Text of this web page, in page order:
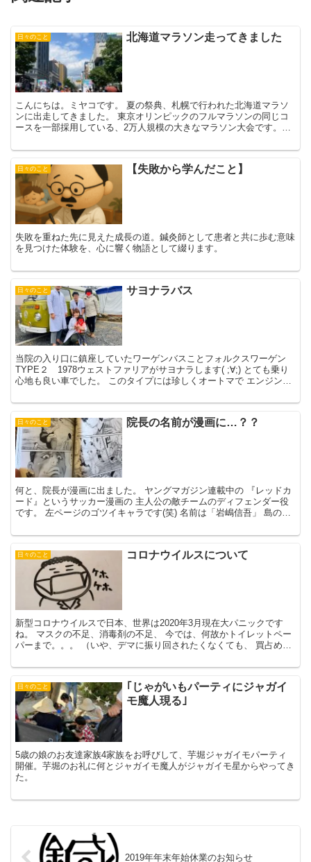
日々のこと 北海道マラソン走ってきました
こんにちは。ミヤコです。 夏の祭典、札幌で行われた北海道マラソ
ンに出走してきました。 東京オリンピックのフルマラソンの同じコ
ースを一部採用している、2万人規模の大きなマラソン大会です。ス
日々のこと 【失敗から学んだこと】
失敗を重ねた先に見えた成長の道。鍼灸師として患者と共に歩む意味
を見つけた体験を、心に響く物語として綴ります。
日々のこと サヨナラバス
当院の入り口に鎮座していたワーゲンバスことフォルクスワーゲン
TYPE２ 1978ウェストファリアがサヨナラします( ;∀;) とても乗り
心地も良い車でした。 このタイプには珍しくオートマで エンジンも
日々のこと 院長の名前が漫画に…？？
何と、院長が漫画に出ました。 ヤングマガジン連載中の 『レッドカ
ード』というサッカー漫画の 主人公の敵チームのディフェンダー役
です。 左ページのゴツイキャラです(笑) 名前は「岩嶋信吾」 島の字
日々のこと コロナウイルスについて
新型コロナウイルスで日本、世界は2020年3月現在大パニックです
ね。 マスクの不足、消毒剤の不足、 今では、何故かトイレットペー
パーまで。。。 （いや、デマに振り回されたくなくても、 買占めに
日々のこと
｢じゃがいもパーティにジャガイ
モ魔人現る｣
5歳の娘のお友達家族4家族をお呼びして、芋堀ジャガイモパーティ
開催。芋堀のお礼に何とジャガイモ魔人がジャガイモ星からやってき
た。
2019年年末年始休業のお知らせ